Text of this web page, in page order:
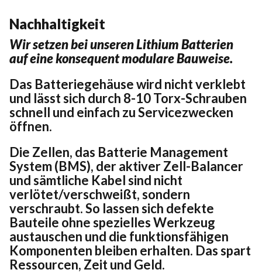
Nachhaltigkeit
Wir setzen bei unseren Lithium Batterien
auf eine konsequent modulare Bauweise.
Das Batteriegehäuse wird nicht verklebt
und lässt sich durch 8-10 Torx-Schrauben
schnell und einfach zu Servicezwecken
öffnen.
Die Zellen, das Batterie Management
System (BMS), der aktiver Zell-Balancer
und sämtliche Kabel sind nicht
verlötet/verschweißt, sondern
verschraubt. So lassen sich defekte
Bauteile ohne spezielles Werkzeug
austauschen und die funktionsfähigen
Komponenten bleiben erhalten. Das spart
Ressourcen, Zeit und Geld.